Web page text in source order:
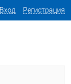
Вход Регистрация